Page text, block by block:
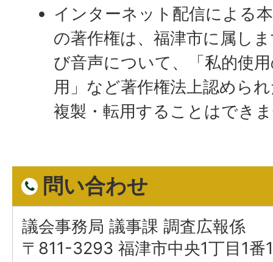
インターネット配信による
の著作権は、福津市に属し
び音声について、「私的使
用」など著作権法上認めら
複製・転用することはでき
問い合わせ
議会事務局 議事課 調査広報係
〒811-3293 福津市中央1丁目1番